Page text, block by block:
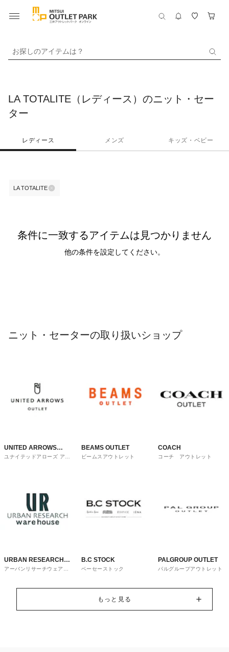
お探しのアイテムは？
LA TOTALITE（レディース）のニット・セー
ター
レディース メンズ キッズ・ベビー
LA TOTALITE
条件に一致するアイテムは見つかりません
他の条件を設定してください。
ニット・セーターの取り扱いショップ
UNITED ARROWS
OUTLET
ユナイテッドアローズ アウ
BEAMS OUTLET
ビームスアウトレット
COACH
コーチ アウトレット
URBAN RESEARCH
ware house
アーバンリサーチウェアハ
B.C STOCK
ベーセーストック
PALGROUP OUTLET
パルグループアウトレット
もっと見る